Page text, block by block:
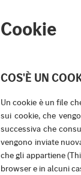
Cookie
COS'È UN
Un cookie è un file
sui cookie, che
successiva che
vengono inviate
che gli appartiene
browser e in alcuni